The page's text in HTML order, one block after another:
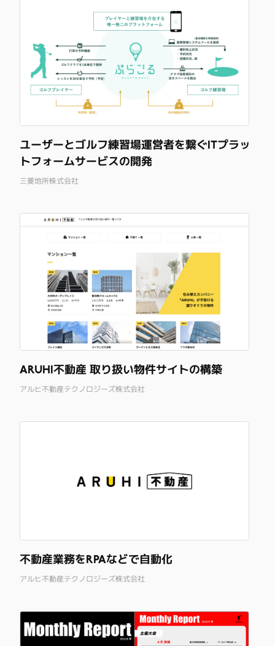
ユーザーとゴルフ練習場運営者を繋ぐITプラッ
トフォームサービスの開発
三菱地所株式会社
ARUHI不動産 取り扱い物件サイトの構築
アルヒ不動産テクノロジーズ株式会社
不動産業務をRPAなどで自動化
アルヒ不動産テクノロジーズ株式会社